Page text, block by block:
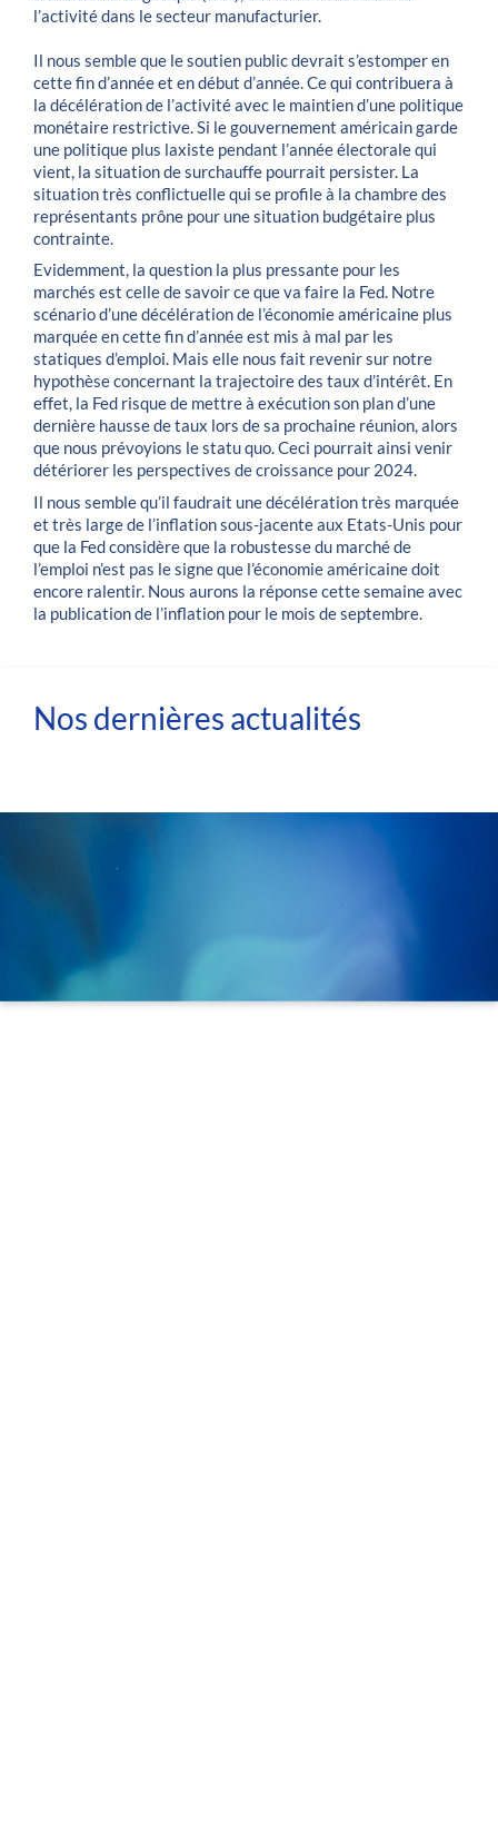
l’activité dans le secteur manufacturier.
Il nous semble que le soutien public devrait s’estomper en
cette fin d’année et en début d’année. Ce qui contribuera à
la décélération de l’activité avec le maintien d’une politique
monétaire restrictive. Si le gouvernement américain garde
une politique plus laxiste pendant l’année électorale qui
vient, la situation de surchauffe pourrait persister. La
situation très conflictuelle qui se profile à la chambre des
représentants prône pour une situation budgétaire plus
contrainte.
Evidemment, la question la plus pressante pour les
marchés est celle de savoir ce que va faire la Fed. Notre
scénario d’une décélération de l’économie américaine plus
marquée en cette fin d’année est mis à mal par les
statiques d’emploi. Mais elle nous fait revenir sur notre
hypothèse concernant la trajectoire des taux d’intérêt. En
effet, la Fed risque de mettre à exécution son plan d’une
dernière hausse de taux lors de sa prochaine réunion, alors
que nous prévoyions le statu quo. Ceci pourrait ainsi venir
détériorer les perspectives de croissance pour 2024.
Il nous semble qu’il faudrait une décélération très marquée
et très large de l’inflation sous-jacente aux Etats-Unis pour
que la Fed considère que la robustesse du marché de
l’emploi n’est pas le signe que l’économie américaine doit
encore ralentir. Nous aurons la réponse cette semaine avec
la publication de l’inflation pour le mois de septembre.
Nos dernières actualités